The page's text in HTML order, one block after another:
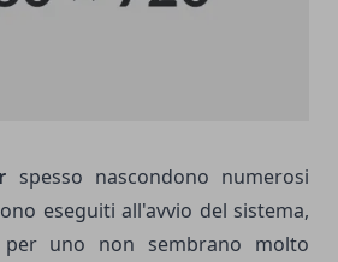
spesso nascondono numerosi
eseguiti all'avvio del sistema,
uno non sembrano molto